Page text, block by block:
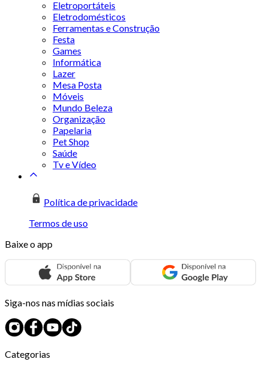
Eletroportáteis
Eletrodomésticos
Ferramentas e Construção
Festa
Games
Informática
Lazer
Mesa Posta
Móveis
Mundo Beleza
Organização
Papelaria
Pet Shop
Saúde
Tv e Vídeo
Política de privacidade
Termos de uso
Baixe o app
Siga-nos nas mídias sociais
Categorias